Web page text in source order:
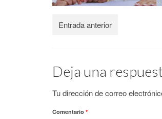
Entrada anterior
Deja una
Tu dirección de correo
Comentario *